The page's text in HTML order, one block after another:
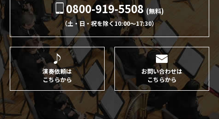
0800-919-5508 (無料)
（土・日・祝を除く10:00〜17:30）
演奏依頼は
こちらから
お問い合わせは
こちらから